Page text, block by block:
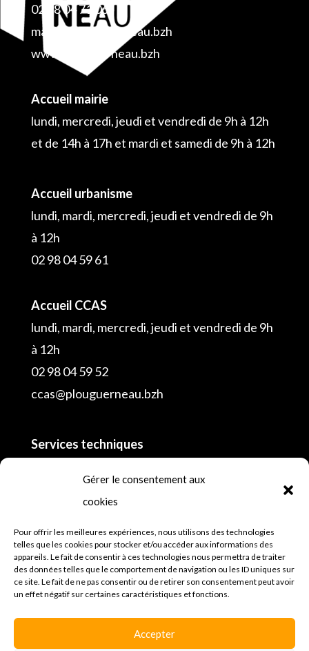
Gérer le consentement aux
cookies
Pour offrir les meilleures expériences, nous utilisons des technologies
telles que les cookies pour stocker et/ou accéder aux informations des
appareils. Le fait de consentir à ces technologies nous permettra de traiter
des données telles que le comportement de navigation ou les ID uniques sur
ce site. Le fait de ne pas consentir ou de retirer son consentement peut avoir
un effet négatif sur certaines caractéristiques et fonctions.
Accepter
02 98 04 71 06
mairie@plouguerneau.bzh
www.plouguerneau.bzh
Accueil mairie
lundi, mercredi, jeudi et vendredi de 9h à 12h
et de 14h à 17h et mardi et samedi de 9h à 12h
Accueil urbanisme
lundi, mardi, mercredi, jeudi et vendredi de 9h
à 12h
02 98 04 59 61
Accueil CCAS
lundi, mardi, mercredi, jeudi et vendredi de 9h
à 12h
02 98 04 59 52
ccas@plouguerneau.bzh
Services techniques
lundi, mardi, mercredi, jeudi et vendredi de 8h
à 12h30 et de 13h30 à 18h et samedi
02 98 45 64 81
Politique de confidentialités